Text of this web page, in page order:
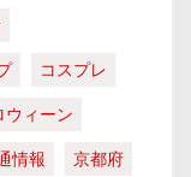
コスプレ
ウィーン
情報
京都府